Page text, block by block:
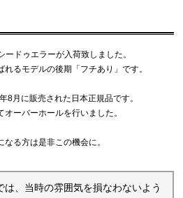
ドゥエラーが入荷致しました。
るモデルの後期「フチあり」です。
8月に販売された日本正規品です。
ーバーホールを行いました。
る方は是非この機会に。
、当時の雰囲気を損なわないよう